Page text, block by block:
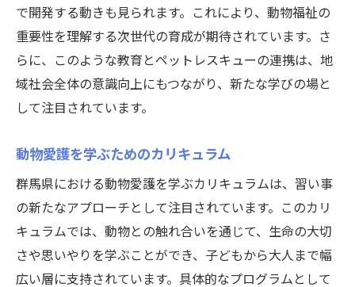
で開発する動きも見られます。これにより、動物福祉の
重要性を理解する次世代の育成が期待されています。さ
らに、このような教育とペットレスキューの連携は、地
域社会全体の意識向上にもつながり、新たな学びの場と
して注目されています。
動物愛護を学ぶためのカリキュラム
群馬県における動物愛護を学ぶカリキュラムは、習い事
の新たなアプローチとして注目されています。このカリ
キュラムでは、動物との触れ合いを通じて、生命の大切
さや思いやりを学ぶことができ、子どもから大人まで幅
広い層に支持されています。具体的なプログラムとして